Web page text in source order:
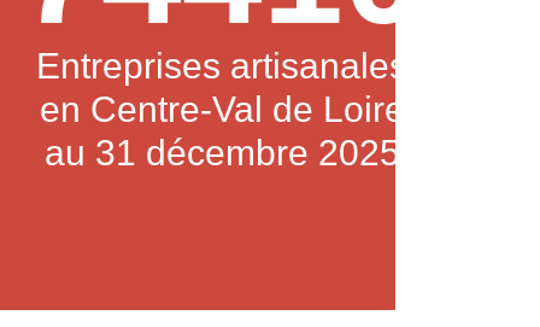
Entreprises artisanales
en Centre-Val de Loire
au 31 décembre 2025